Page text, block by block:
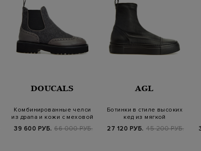
DOUCALS
Комбинированные челси
из драпа и кожи с меховой
39 600 РУБ. 66 000 РУБ.
AGL
Ботинки в стиле высоких
кед из мягкой
27 120 РУБ. 45 200 РУБ.